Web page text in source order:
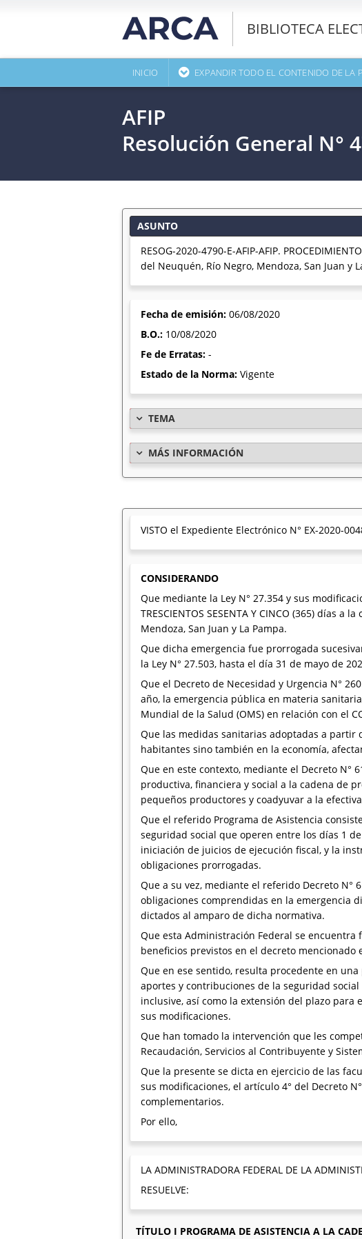
BIBLIOTECA
INICIO EXPANDIR TODO EL CONTENIDO DE LA
AFIP
Resolución General N°
ASUNTO
RESOG-2020-4790-E-AFIP-AFIP.
del Neuquén, Río Negro, Mendoza, San Juan y
Fecha de emisión: 06/08/2020
B.O.: 10/08/2020
Fe de Erratas: -
Estado de la Norma: Vigente
TEMA
MÁS INFORMACIÓN
VISTO el Expediente Electrónico N° EX-2020-
CONSIDERANDO
Que mediante la Ley N° 27.354 y sus
TRESCIENTOS SESENTA Y CINCO (365) días
Mendoza, San Juan y La Pampa.
Que dicha emergencia fue prorrogada
la Ley N° 27.503, hasta el día 31 de mayo de
Que el Decreto de Necesidad y Urgencia N°
año, la emergencia pública en materia
Mundial de la Salud (OMS) en relación con el
Que las medidas sanitarias adoptadas a partir
habitantes sino también en la economía,
Que en este contexto, mediante el Decreto N°
productiva, financiera y social a la cadena de
pequeños productores y coadyuvar a la
Que el referido Programa de Asistencia
seguridad social que operen entre los días 1
iniciación de juicios de ejecución fiscal, y la
obligaciones prorrogadas.
Que a su vez, mediante el referido Decreto N°
obligaciones comprendidas en la emergencia
dictados al amparo de dicha normativa.
Que esta Administración Federal se
beneficios previstos en el decreto
Que en ese sentido, resulta procedente en
aportes y contribuciones de la seguridad
inclusive, así como la extensión del plazo para
sus modificaciones.
Que han tomado la intervención que les
Recaudación, Servicios al Contribuyente y
Que la presente se dicta en ejercicio de las
sus modificaciones, el artículo 4° del Decreto
complementarios.
Por ello,
LA ADMINISTRADORA FEDERAL DE LA
RESUELVE:
TÍTULO I PROGRAMA DE ASISTENCIA A LA